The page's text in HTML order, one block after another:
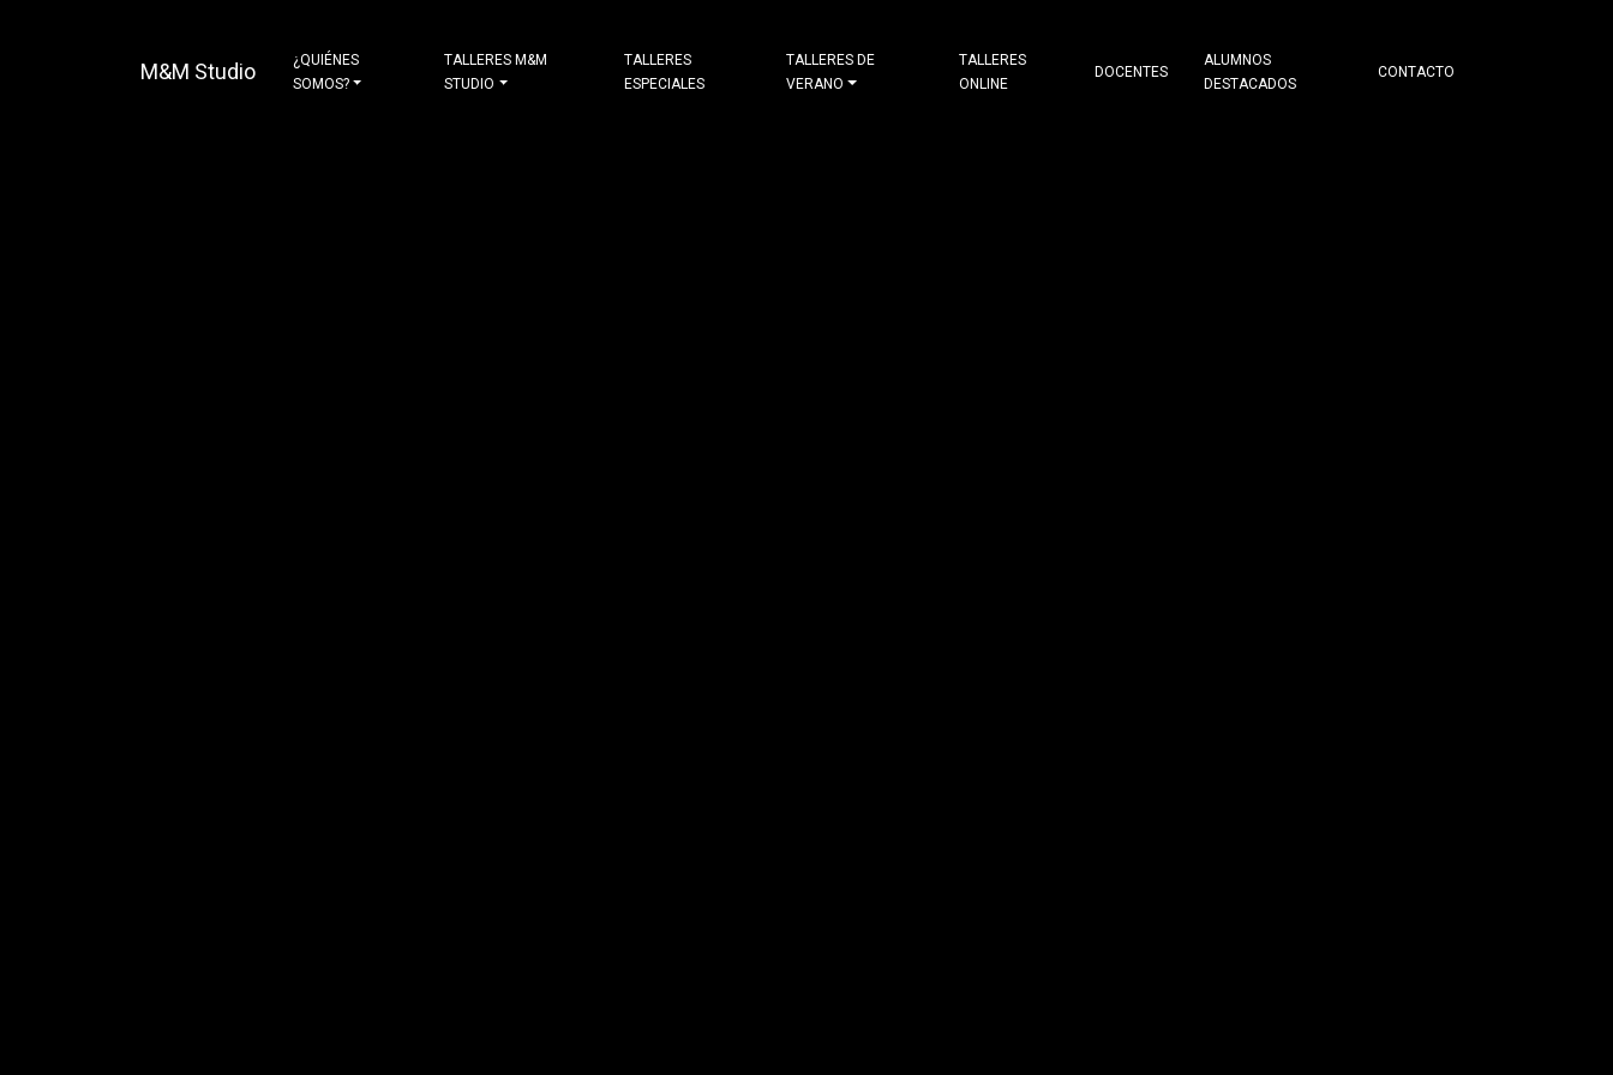
M&M Studio
¿QUIÉNES
SOMOS?
TALLERES M&M
STUDIO
TALLERES
ESPECIALES
TALLERES DE
VERANO
TALLERES
ONLINE
DOCENTES
ALUMNOS
DESTACADOS
CONTACTO